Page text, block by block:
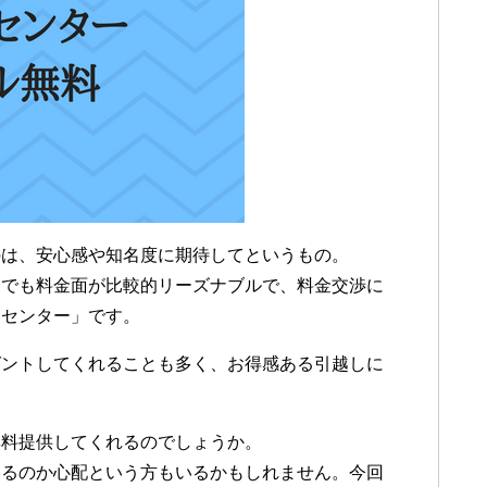
、安心感や知名度に期待してというもの。
も料金面が比較的リーズナブルで、料金交渉に
ンター」です。
トしてくれることも多く、お得感ある引越しに
提供してくれるのでしょうか。
のか心配という方もいるかもしれません。今回